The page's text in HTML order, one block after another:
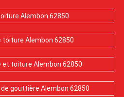
Alembon 62850
toiture Alembon 62850
toiture Alembon 62850
gouttière Alembon 62850